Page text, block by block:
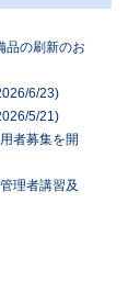
品の刷新のお
6/23)
5/21)
者募集を開
理者講習及